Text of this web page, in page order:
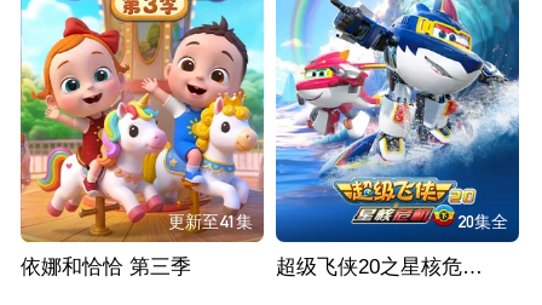
更新至41集
依娜和恰恰 第三季
20集全
超级飞侠20之星核危机（下）